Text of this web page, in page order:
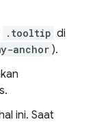
.tooltip di
anchor ).
ini. Saat